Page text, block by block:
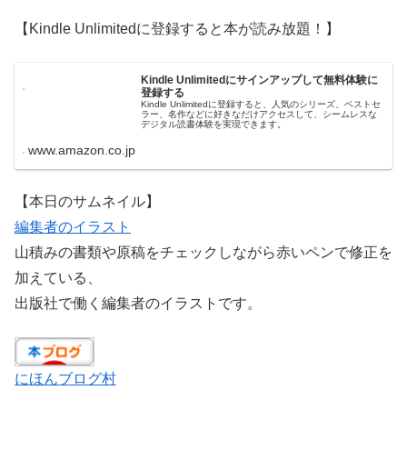
【Kindle Unlimitedに登録すると本が読み放題！】
Kindle Unlimitedにサインアップして無料体験に
登録する
Kindle Unlimitedに登録すると、人気のシリーズ、ベストセ
ラー、名作などに好きなだけアクセスして、シームレスな
デジタル読書体験を実現できます。
www.amazon.co.jp
【本日のサムネイル】
編集者のイラスト
山積みの書類や原稿をチェックしながら赤いペンで修正を
加えている、
出版社で働く編集者のイラストです。
にほんブログ村